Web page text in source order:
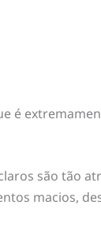
é
são tão
macios,